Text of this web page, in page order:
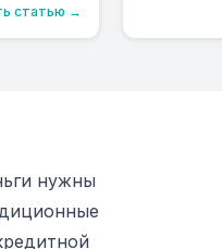
статью →
нужны